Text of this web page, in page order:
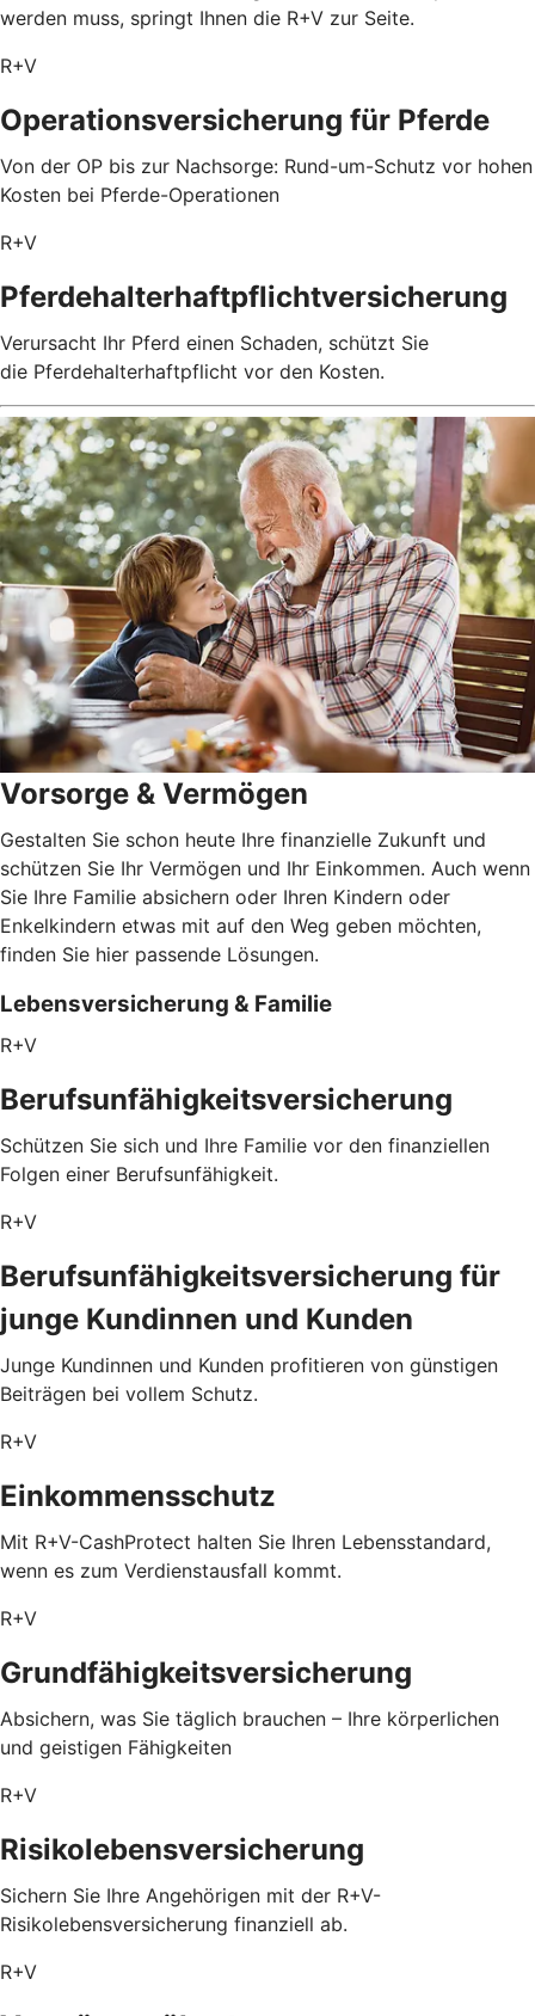
werden muss, springt Ihnen die R+V zur Seite.
R+V
Operationsversicherung für Pferde
Von der OP bis zur Nachsorge: Rund-um-Schutz vor hohen
Kosten bei Pferde-Operationen
R+V
Pferdehalterhaftpflichtversicherung
Verursacht Ihr Pferd einen Schaden, schützt Sie
die Pferdehalterhaftpflicht vor den Kosten.
Vorsorge & Vermögen
Gestalten Sie schon heute Ihre finanzielle Zukunft und
schützen Sie Ihr Vermögen und Ihr Einkommen. Auch wenn
Sie Ihre Familie absichern oder Ihren Kindern oder
Enkelkindern etwas mit auf den Weg geben möchten,
finden Sie hier passende Lösungen.
Lebensversicherung & Familie
R+V
Berufsunfähigkeitsversicherung
Schützen Sie sich und Ihre Familie vor den finanziellen
Folgen einer Berufsunfähigkeit.
R+V
Berufsunfähigkeitsversicherung für
junge Kundinnen und Kunden
Junge Kundinnen und Kunden profitieren von günstigen
Beiträgen bei vollem Schutz.
R+V
Einkommensschutz
Mit R+V-CashProtect halten Sie Ihren Lebensstandard,
wenn es zum Verdienstausfall kommt.
R+V
Grundfähigkeitsversicherung
Absichern, was Sie täglich brauchen – Ihre körperlichen
und geistigen Fähigkeiten
R+V
Risikolebensversicherung
Sichern Sie Ihre Angehörigen mit der R+V-
Risikolebensversicherung finanziell ab.
R+V